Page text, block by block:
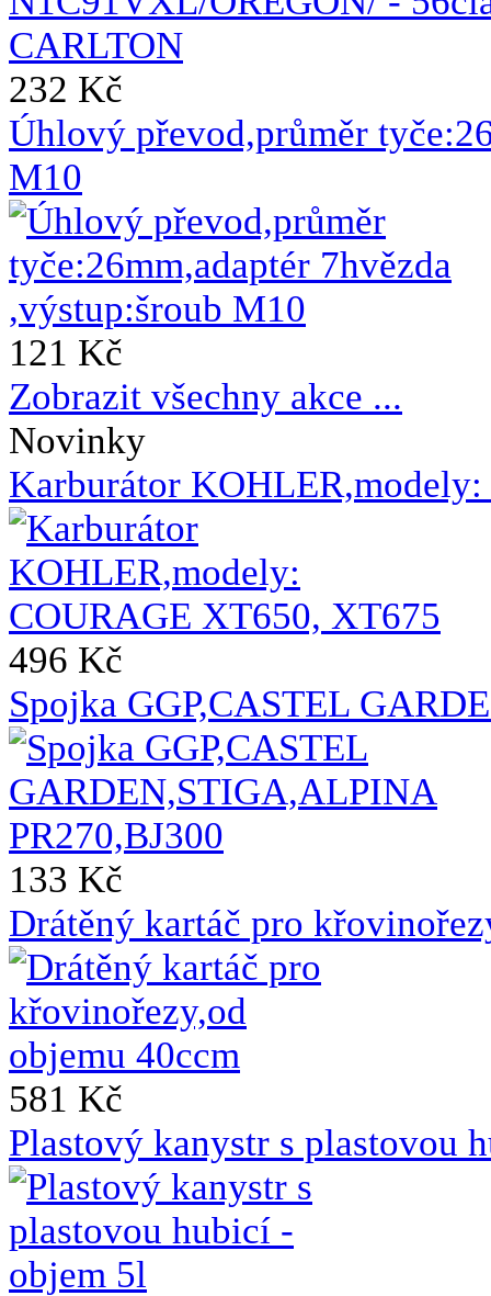
232 Kč
Úhlový převod,průměr
M10
121 Kč
Zobrazit všechny akce ...
Novinky
Karburátor
496 Kč
Spojka GGP,CASTEL
133 Kč
Drátěný kartáč pro
581 Kč
Plastový kanystr s plastovou